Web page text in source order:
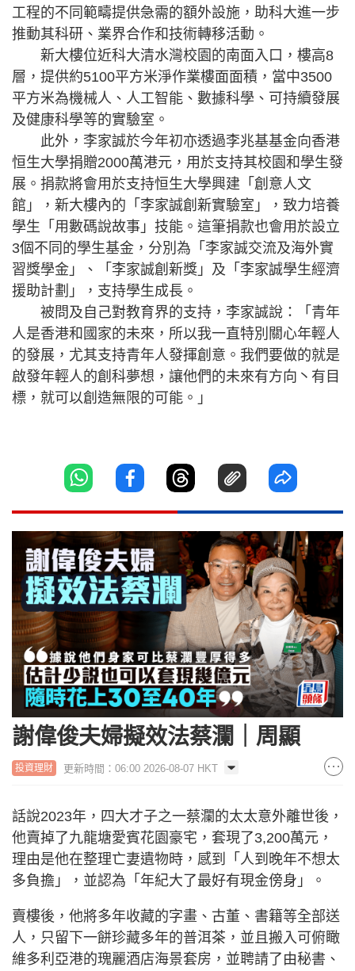
工程的不同範疇提供急需的額外設施，助科大進一步
推動其科研、業界合作和技術轉移活動。
新大樓位近科大清水灣校園的南面入口，樓高8
層，提供約5100平方米淨作業樓面面積，當中3500
平方米為機械人、人工智能、數據科學、可持續發展
及健康科學等的實驗室。
此外，李家誠於今年初亦透過李兆基基金向香港
恒生大學捐贈2000萬港元，用於支持其校園和學生發
展。捐款將會用於支持恒生大學興建「創意人文
館」，新大樓內的「李家誠創新實驗室」，致力培養
學生「用數碼說故事」技能。這筆捐款也會用於設立
3個不同的學生基金，分別為「李家誠交流及海外實
習獎學金」、「李家誠創新獎」及「李家誠學生經濟
援助計劃」，支持學生成長。
被問及自己對教育界的支持，李家誠說：「青年
人是香港和國家的未來，所以我一直特別關心年輕人
的發展，尤其支持青年人發揮創意。我們要做的就是
啟發年輕人的創科夢想，讓他們的未來有方向丶有目
標，就可以創造無限的可能。」
謝偉俊夫婦擬效法蔡瀾｜周顯
投資理財 更新時間：06:00 2026-08-07 HKT
話說2023年，四大才子之一蔡瀾的太太意外離世後，
他賣掉了九龍塘愛賓花園豪宅，套現了3,200萬元，
理由是他在整理亡妻遺物時，感到「人到晚年不想太
多負擔」，並認為「年紀大了最好有現金傍身」。
賣樓後，他將多年收藏的字畫、古董、書籍等全部送
人，只留下一餅珍藏多年的普洱茶，並且搬入可俯瞰
維多利亞港的瑰麗酒店海景套房，並聘請了由秘書、